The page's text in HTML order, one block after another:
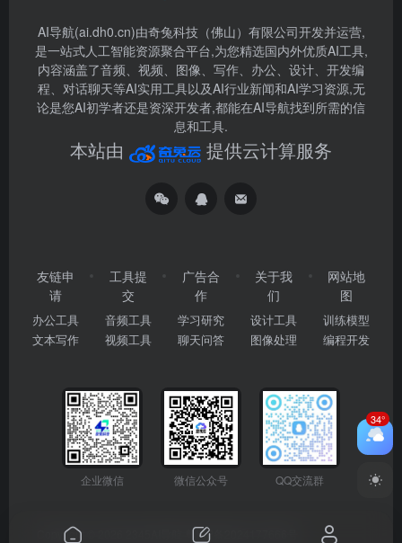
AI导航(ai.dh0.cn)由奇兔科技（佛山）有限公司开发并运营,
是一站式人工智能资源聚合平台,为您精选国内外优质AI工具,
内容涵盖了音频、视频、图像、写作、办公、设计、开发编
程、对话聊天等AI实用工具以及AI行业新闻和AI学习资源,无
论是您AI初学者还是资深开发者,都能在AI导航找到所需的信
息和工具.
本站由 提供云计算服务
友链申
请
办公工具
文本写作
工具提
交
音频工具
视频工具
广告合
作
学习研究
聊天问答
关于我
们
设计工具
图像处理
网站地
图
训练模型
编程开发
企业微信 微信公众号 QQ交流群
Copyright © 2026 粤ICP备2024177666号
34°